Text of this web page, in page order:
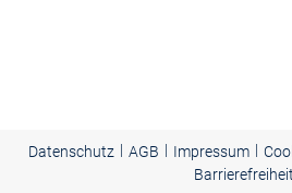
Datenschutz | AGB | Impressum |
Barrierefreiheit